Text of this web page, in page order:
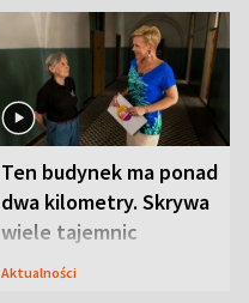
Ten budynek ma ponad
dwa kilometry. Skrywa
wiele tajemnic
Aktualności